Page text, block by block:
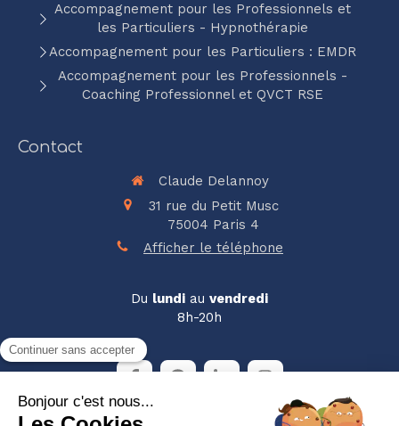
Accompagnement pour les Professionnels et
les Particuliers - Hypnothérapie
Accompagnement pour les Particuliers : EMDR
Accompagnement pour les Professionnels -
Coaching Professionnel et QVCT RSE
Contact
Claude Delannoy
31 rue du Petit Musc
75004 Paris 4
Afficher le téléphone
Du lundi au vendredi
8h-20h